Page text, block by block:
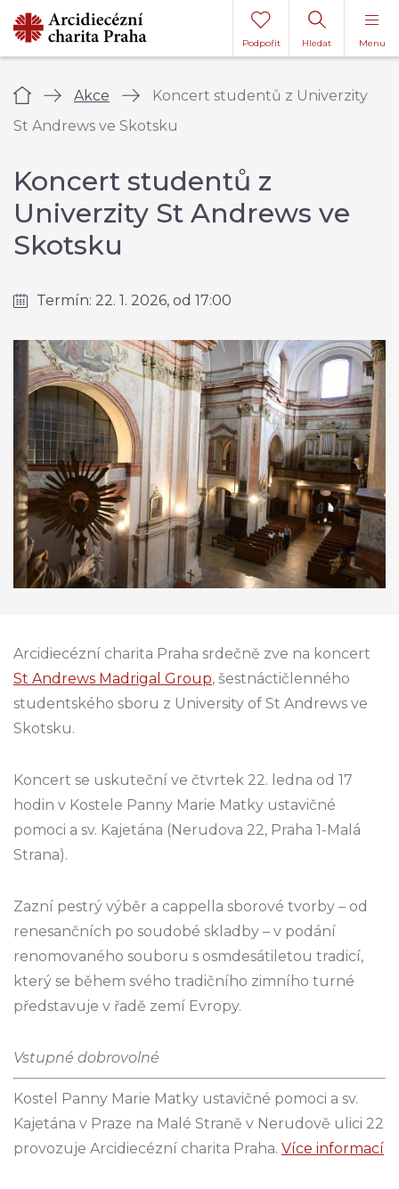
Menu
Hledat
Podpořit
Úvod Akce
Koncert studentů z Univerzity
St Andrews ve Skotsku
Koncert studentů z
Univerzity St Andrews ve
Skotsku
Termín: 22. 1. 2026, od 17:00
Arcidiecézní charita Praha srdečně zve na koncert
St Andrews Madrigal Group, šestnáctičlenného
studentského sboru z University of St Andrews ve
Skotsku.
Koncert se uskuteční ve čtvrtek 22. ledna od 17
hodin v Kostele Panny Marie Matky ustavičné
pomoci a sv. Kajetána (Nerudova 22, Praha 1-Malá
Strana).
Zazní pestrý výběr a cappella sborové tvorby – od
renesančních po soudobé skladby – v podání
renomovaného souboru s osmdesátiletou tradicí,
který se během svého tradičního zimního turné
představuje v řadě zemí Evropy.
Vstupné dobrovolné
Kostel Panny Marie Matky ustavičné pomoci a sv.
Kajetána v Praze na Malé Straně v Nerudově ulici 22
provozuje Arcidiecézní charita Praha. Více informací